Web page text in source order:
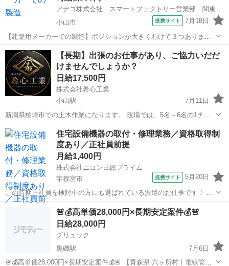
アデコ株式会社 スマートファクトリー営業部 関東支社
小山市
提携サイト 7月18日
【建築用メーカーでの製造】ポジションが大きくわけて３つありま
す。 １)機械で金属を切断して枠組みをつくる ２)樹脂にて密閉する
３)検査をする その他前後の工程で台車で運搬を行うお仕事です。 20
代～50代の方活躍中。 ...
栃木 小山市 その他
【長期】出張のお仕事があり、ご協力いだだ
けませんでしょうか？
日給17,500円
株式会社希心工業
小山駅
7月11日
新潟県柏崎市での土木作業になります。 現場では、5名～6名の1チー
ムで作業を行います。 ご協力いただけますと助かります。 ※どんなこ
とでもお気軽にお問い合わせください。 ---------------...
栃木 小山駅 その他 人工
住宅設備機器の取付・修理業務／資格取得制
度あり／正社員前提
月給1,400円
株式会社ニコン日総プライム
宇都宮市
提携サイト 5月20日
この時期正社員を検討中の方にも選ばれている派遣のお仕事です！ ≪
＊主なお仕事＊≫ ■電気工事に関する業務 ・戸建住宅にエコキュート
及びガス・ボイラー設備の取付、修繕工事 ・日報、報告書、見積書作
成（定型フォームあり） ・そ...
宇都宮市 その他
🚨💰高単価28,000円×長期安定案件💰🚨
日給28,000円
グリュック
黒磯駅
7月6日
🚨💰高単価28,000円×長期安定案件💰🚨 【青森県 六ヶ所村｜電線管敷